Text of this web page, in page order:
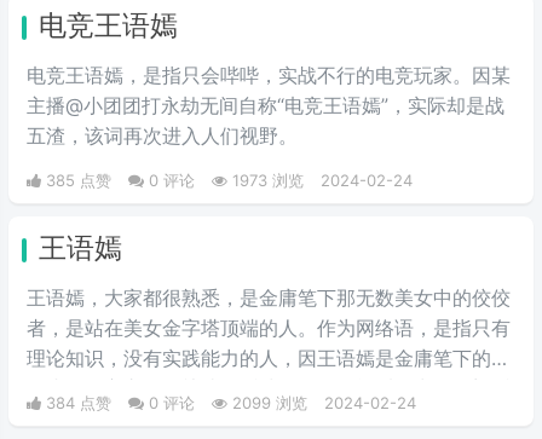
电竞王语嫣
电竞王语嫣，是指只会哔哔，实战不行的电竞玩家。因某
主播@小团团打永劫无间自称“电竞王语嫣”，实际却是战
五渣，该词再次进入人们视野。
385 点赞 0 评论 1973 浏览 2024-02-24
王语嫣
王语嫣，大家都很熟悉，是金庸笔下那无数美女中的佼佼
者，是站在美女金字塔顶端的人。作为网络语，是指只有
理论知识，没有实践能力的人，因王语嫣是金庸笔下的武
的武功招式，是一位武学理论家，却完全不会武功，适合
384 点赞 0 评论 2099 浏览 2024-02-24